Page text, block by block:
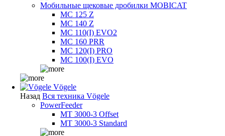
Мобильные щековые дробилки MOBICAT
MC 125 Z
MC 140 Z
MC 110(I) EVO2
MC 160 PRR
MC 120(I) PRO
MC 100(I) EVO
Vögele
Назад Вся техника Vögele
PowerFeeder
MT 3000-3 Offset
MT 3000-3 Standard